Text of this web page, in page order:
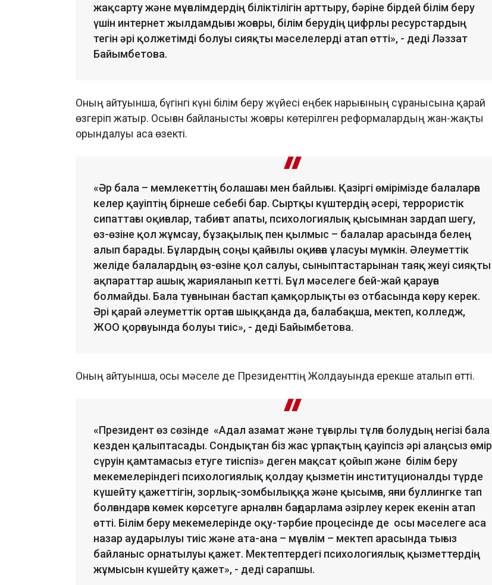
жақсарту және мұғалімдердің біліктілігін арттыру, бәріне бірдей білім беру
үшін интернет жылдамдығы жоғары, білім берудің цифрлы ресурстардың
тегін әрі қолжетімді болуы сияқты мәселелерді атап өтті», - деді Ләззат
Байымбетова.
Оның айтуынша, бүгінгі күні білім беру жүйесі еңбек нарығының сұранысына қарай
өзгеріп жатыр. Осыған байланысты жоғары көтерілген реформалардың жан-жақты
орындалуы аса өзекті.
«Әр бала – мемлекеттің болашағы мен байлығы. Қазіргі өмірімізде балаларға
келер қауіптің бірнеше себебі бар. Сыртқы күштердің әсері, террористік
сипаттағы оқиғалар, табиғат апаты, психологиялық қысымнан зардап шегу,
өз-өзіне қол жұмсау, бұзақылық пен қылмыс – балалар арасында белең
алып барады. Бұлардың соңы қайғылы оқиғаға ұласуы мүмкін. Әлеуметтік
желіде балалардың өз-өзіне қол салуы, сыныптастарынан таяқ жеуі сияқты
ақпараттар ашық жарияланып кетті. Бұл мәселеге бей-жай қарауға
болмайды. Бала туғанынан бастап қамқорлықты өз отбасында көру керек.
Әрі қарай әлеуметтік ортаға шыққанда да, балабақша, мектеп, колледж,
ЖОО қорғауында болуы тиіс», - деді Байымбетова.
Оның айтуынша, осы мәселе де Президенттің Жолдауында ерекше аталып өтті.
«Президент өз сөзінде «Адал азамат және тұғырлы тұлға болудың негізі бала
кезден қалыптасады. Сондықтан біз жас ұрпақтың қауіпсіз әрі алаңсыз өмір
сүруін қамтамасыз етуге тиіспіз» деген мақсат қойып және білім беру
мекемелеріндегі психологиялық қолдау қызметін институционалды түрде
күшейту қажеттігін, зорлық-зомбылыққа және қысымға, яғни буллингке тап
болғандарға көмек көрсетуге арналған бағдарлама әзірлеу керек екенін атап
өтті. Білім беру мекемелерінде оқу-тәрбие процесінде де осы мәселеге аса
назар аударылуы тиіс және ата-ана – мұғалім – мектеп арасында тығыз
байланыс орнатылуы қажет. Мектептердегі психологиялық қызметтердің
жұмысын күшейту қажет», - деді сарапшы.